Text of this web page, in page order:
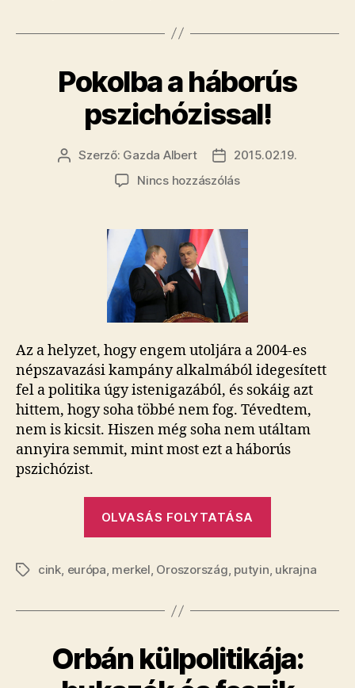
Pokolba a háborús
pszichózissal!
Bejegyzés
Szerző: Gazda Albert
Bejegyzés
dátuma
2015.02.19.
Nincs hozzászólása(z)
háborús
pszichózissal!
bejegyzéshez
Az a helyzet, hogy engem utoljára a 2004-es
népszavazási kampány alkalmából idegesített
fel a politika úgy istenigazából, és sokáig azt
hittem, hogy soha többé nem fog. Tévedtem,
nem is kicsit. Hiszen még soha nem utáltam
annyira semmit, mint most ezt a háborús
pszichózist.
OLVASÁS FOLYTATÁSA
Címkék
cink, európa, merkel, Oroszország, putyin, ukrajna
Orbán külpolitikája: